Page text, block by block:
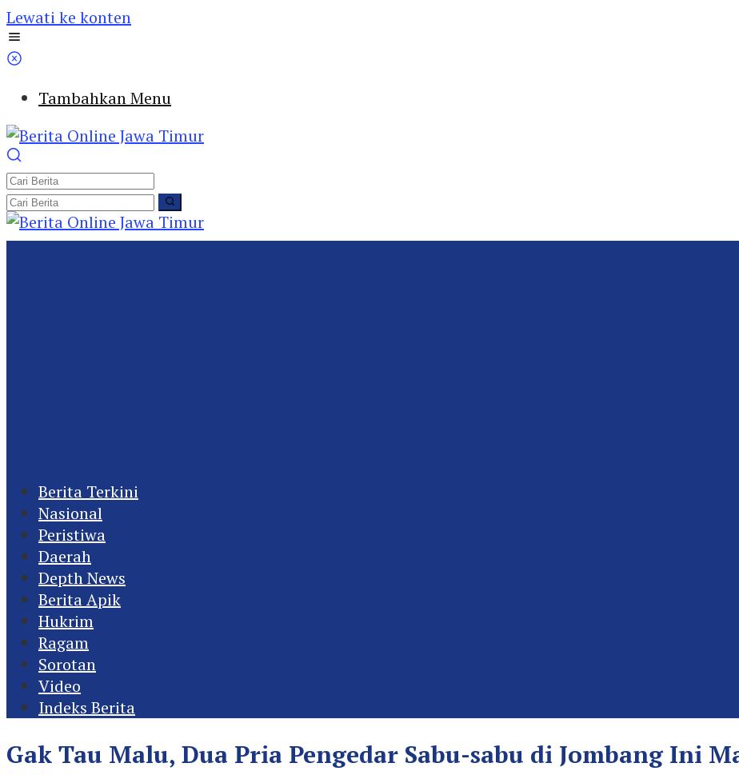
Lewati ke konten
Tambahkan Menu
Berita Terkini
Nasional
Peristiwa
Daerah
Depth News
Berita Apik
Hukrim
Ragam
Sorotan
Video
Indeks Berita
Gak Tau Malu, Dua Pria Pengedar Sabu-sabu di Jombang Ini